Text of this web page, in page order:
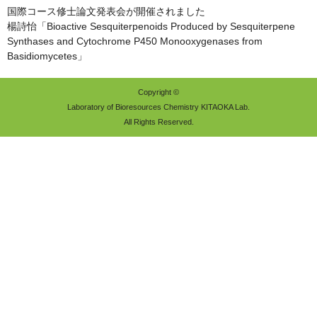
国際コース修士論文発表会が開催されました
楊詩怡「Bioactive Sesquiterpenoids Produced by Sesquiterpene
Synthases and Cytochrome P450 Monooxygenases from
Basidiomycetes」
Copyright ©
Laboratory of Bioresources Chemistry KITAOKA Lab.
All Rights Reserved.